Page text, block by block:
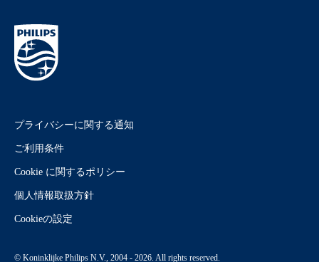
プライバシーに関する通知
ご利用条件
Cookie に関するポリシー
個人情報取扱方針
Cookieの設定
© Koninklijke Philips N.V., 2004 - 2026. All rights reserved.